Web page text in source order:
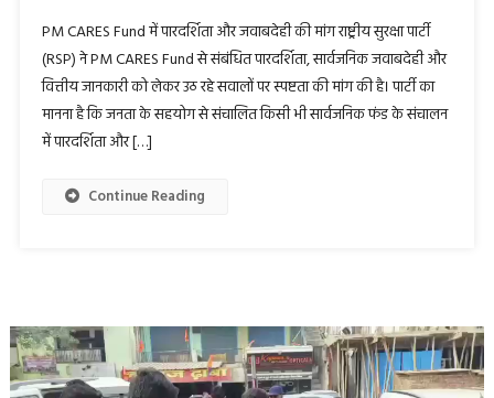
PM CARES Fund में पारदर्शिता और जवाबदेही की मांग राष्ट्रीय सुरक्षा पार्टी
(RSP) ने PM CARES Fund से संबंधित पारदर्शिता, सार्वजनिक जवाबदेही और
वित्तीय जानकारी को लेकर उठ रहे सवालों पर स्पष्टता की मांग की है। पार्टी का
मानना है कि जनता के सहयोग से संचालित किसी भी सार्वजनिक फंड के संचालन
में पारदर्शिता और […]
Continue Reading
Video
Player